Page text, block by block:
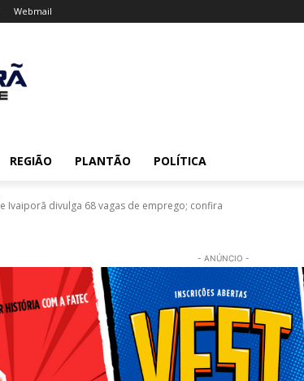
Webmail
REGIÃO PLANTÃO POLÍTICA
Ivaiporã divulga 68 vagas de emprego; confira
- ANÚNCIO -